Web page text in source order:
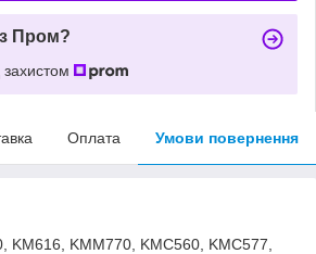
Пром?
Оплата Умови повернення
KM616, KMM770, KMC560, KMC577,